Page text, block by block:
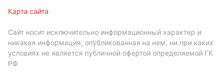
Карта сайта
Сайт носит исключительно информационный характер и
никакая информация, опубликованная на нем, ни при каких
условиях не является публичной офертой определяемой ГК
РФ